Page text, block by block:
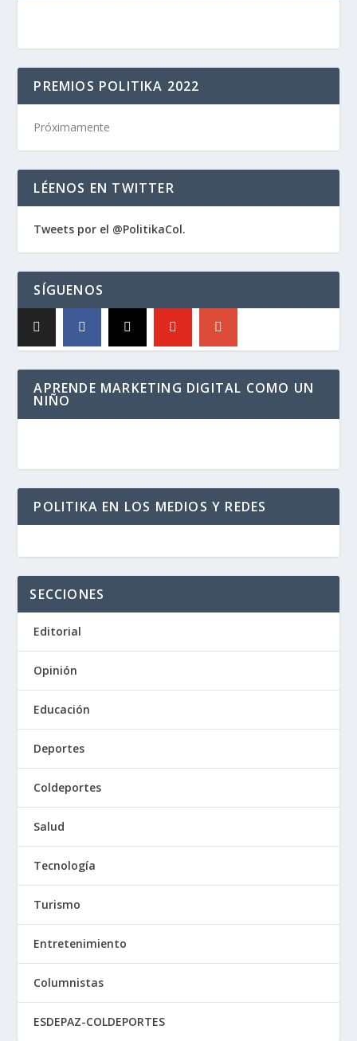
PREMIOS POLITIKA 2022
Próximamente
LÉENOS EN TWITTER
Tweets por el @PolitikaCol.
SÍGUENOS
APRENDE MARKETING DIGITAL COMO UN
NIÑO
POLITIKA EN LOS MEDIOS Y REDES
SECCIONES
Editorial
Opinión
Educación
Deportes
Coldeportes
Salud
Tecnología
Turismo
Entretenimiento
Columnistas
ESDEPAZ-COLDEPORTES